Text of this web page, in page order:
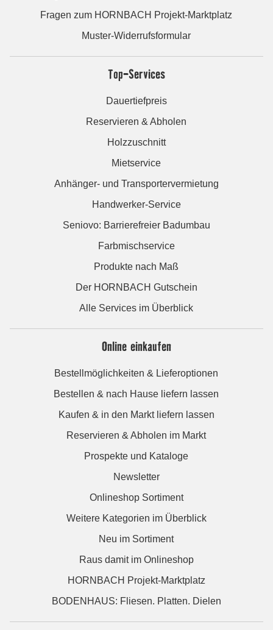
Fragen zum HORNBACH Projekt-Marktplatz
Muster-Widerrufsformular
Top-Services
Dauertiefpreis
Reservieren & Abholen
Holzzuschnitt
Mietservice
Anhänger- und Transportervermietung
Handwerker-Service
Seniovo: Barrierefreier Badumbau
Farbmischservice
Produkte nach Maß
Der HORNBACH Gutschein
Alle Services im Überblick
Online einkaufen
Bestellmöglichkeiten & Lieferoptionen
Bestellen & nach Hause liefern lassen
Kaufen & in den Markt liefern lassen
Reservieren & Abholen im Markt
Prospekte und Kataloge
Newsletter
Onlineshop Sortiment
Weitere Kategorien im Überblick
Neu im Sortiment
Raus damit im Onlineshop
HORNBACH Projekt-Marktplatz
BODENHAUS: Fliesen. Platten. Dielen